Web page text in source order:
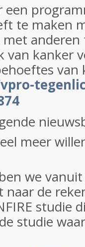
een
te maken
anderen
van kanker
meer
we
naar de
studie
studie